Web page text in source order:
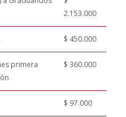
2.153.000
$ 450.000
primera
$ 360.000
$ 97.000